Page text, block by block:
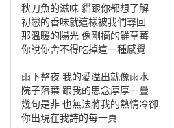
秋刀魚的滋味 貓跟你都想了解
初戀的香味就這樣被我們尋回
那溫暖的陽光 像剛摘的鮮草莓
你說你舍不得吃掉這一種感覺
雨下整夜 我的愛溢出就像雨水
院子落葉 跟我的思念厚厚一疊
幾句是非 也無法將我的熱情冷卻
你出現在我詩的每一頁